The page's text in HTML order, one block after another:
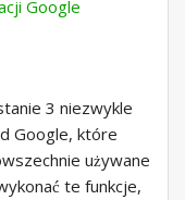
Google
3 niezwykle
Google, które
używane
te funkcje,